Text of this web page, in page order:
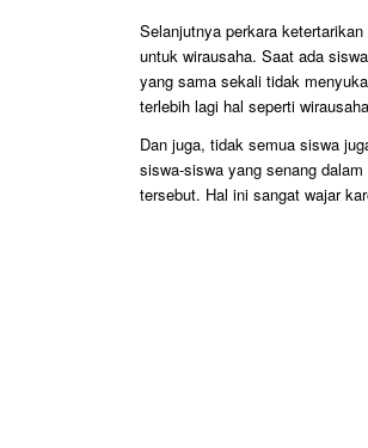
Selanjutnya perkara
untuk wirausaha. Saat ada
yang sama sekali tidak
terlebih lagi hal seperti
Dan juga, tidak semua siswa
siswa-siswa yang senang
tersebut. Hal ini sangat wajar